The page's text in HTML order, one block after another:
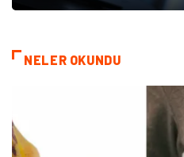
NELER OKUNDU